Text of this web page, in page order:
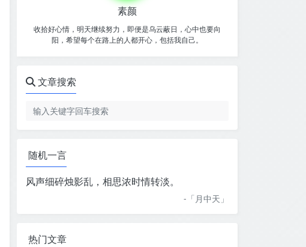
素颜
收拾好心情，明天继续努力，即便是乌云蔽日，心中也要向
阳，希望每个在路上的人都开心，包括我自己。
文章搜索
随机一言
风声细碎烛影乱，相思浓时情转淡。
-「月中天 」
热门文章